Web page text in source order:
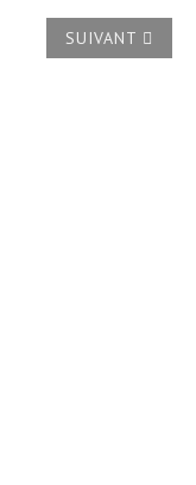
D'IMPRIMER UN
ARTICLE
SUIVANT